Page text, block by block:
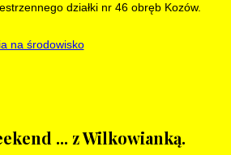
działki nr 46 obręb Kozów.
na środowisko
... z Wilkowianką.